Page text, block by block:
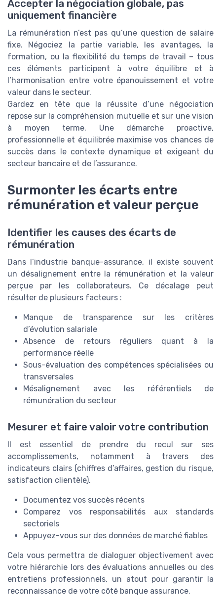
Accepter la négociation globale, pas
uniquement financière
La rémunération n’est pas qu’une question de salaire
fixe. Négociez la partie variable, les avantages, la
formation, ou la flexibilité du temps de travail – tous
ces éléments participent à votre équilibre et à
l’harmonisation entre votre épanouissement et votre
valeur dans le secteur.
Gardez en tête que la réussite d’une négociation
repose sur la compréhension mutuelle et sur une vision
à moyen terme. Une démarche proactive,
professionnelle et équilibrée maximise vos chances de
succès dans le contexte dynamique et exigeant du
secteur bancaire et de l’assurance.
Surmonter les écarts entre
rémunération et valeur perçue
Identifier les causes des écarts de
rémunération
Dans l’industrie banque-assurance, il existe souvent
un désalignement entre la rémunération et la valeur
perçue par les collaborateurs. Ce décalage peut
résulter de plusieurs facteurs :
Manque de transparence sur les critères
d’évolution salariale
Absence de retours réguliers quant à la
performance réelle
Sous-évaluation des compétences spécialisées ou
transversales
Mésalignement avec les référentiels de
rémunération du secteur
Mesurer et faire valoir votre contribution
Il est essentiel de prendre du recul sur ses
accomplissements, notamment à travers des
indicateurs clairs (chiffres d’affaires, gestion du risque,
satisfaction clientèle).
Documentez vos succès récents
Comparez vos responsabilités aux standards
sectoriels
Appuyez-vous sur des données de marché fiables
Cela vous permettra de dialoguer objectivement avec
votre hiérarchie lors des évaluations annuelles ou des
entretiens professionnels, un atout pour garantir la
reconnaissance de votre côté banque assurance.